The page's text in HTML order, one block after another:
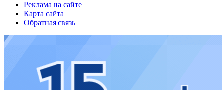
Реклама на сайте
Карта сайта
Обратная связь